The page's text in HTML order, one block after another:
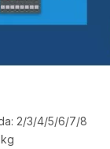
2/3/4/5/6/7/8